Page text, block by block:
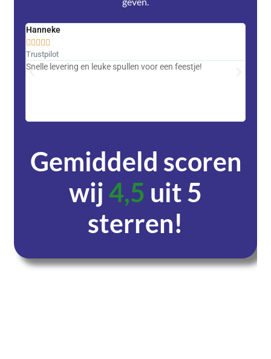
Hanneke
    
Trustpilot
Snelle levering en leuke spullen voor een feestje!
Gemiddeld scoren
wij4,5 uit 5
sterren!